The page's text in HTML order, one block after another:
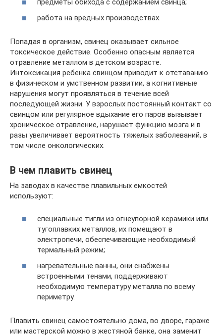
предметы обихода с содержанием свинца;
работа на вредных производствах.
Попадая в организм, свинец оказывает сильное
токсическое действие. Особенно опасным является
отравление металлом в детском возрасте.
Интоксикация ребенка свинцом приводит к отставанию
в физическом и умственном развитии, а когнитивные
нарушения могут проявляться в течение всей
последующей жизни. У взрослых постоянный контакт со
свинцом или регулярное вдыхание его паров вызывает
хроническое отравление, нарушает функцию мозга и в
разы увеличивает вероятность тяжелых заболеваний, в
том числе онкологических.
В чем плавить свинец
На заводах в качестве плавильных емкостей
используют:
специальные тигли из огнеупорной керамики или
тугоплавких металлов, их помещают в
электропечи, обеспечивающие необходимый
термальный режим;
нагревательные ванны, они снабжены
встроенными тенами, поддерживают
необходимую температуру металла по всему
периметру.
Плавить свинец самостоятельно дома, во дворе, гараже
или мастерской можно в жестяной банке, она заменит